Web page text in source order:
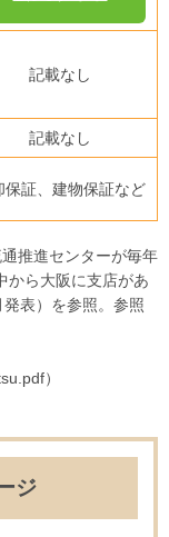
記載なし
記載なし
保証、建物保証など
推進センターが毎年
から大阪に支店があ
表）を参照。参照
）
ジ